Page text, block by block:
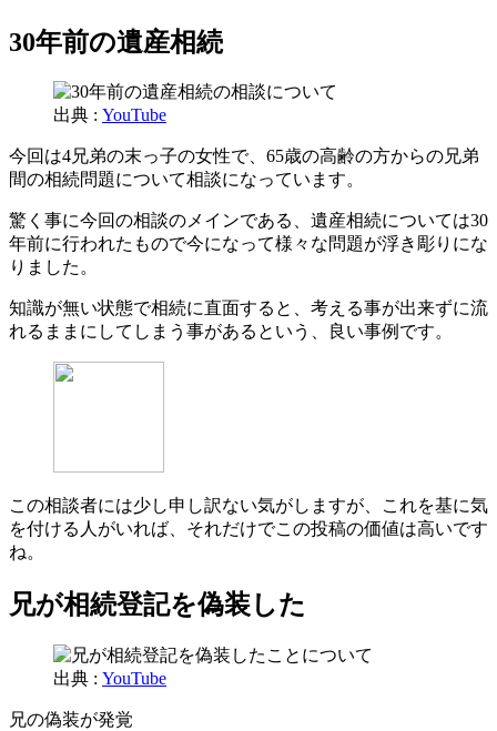
30年前の遺産相続
出典 : YouTube
今回は4兄弟の末っ子の女性で、65歳の高齢の方からの兄弟
間の相続問題について相談になっています。
驚く事に今回の相談のメインである、遺産相続については30
年前に行われたもので今になって様々な問題が浮き彫りにな
りました。
知識が無い状態で相続に直面すると、考える事が出来ずに流
れるままにしてしまう事があるという、良い事例です。
この相談者には少し申し訳ない気がしますが、これを基に気
を付ける人がいれば、それだけでこの投稿の価値は高いです
ね。
兄が相続登記を偽装した
出典 : YouTube
兄の偽装が発覚